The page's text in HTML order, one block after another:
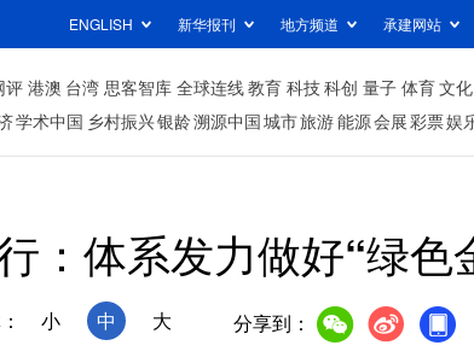
ENGLISH 新华报刊 地方频道 承建网站
评 港澳 台湾 思客智库 全球连线教育 科技科创 量子 体育文化
学术中国 乡村振兴银龄溯源中国城市旅游能源会展彩票娱
：体系发力做好“绿色
小 中 大 分享到：